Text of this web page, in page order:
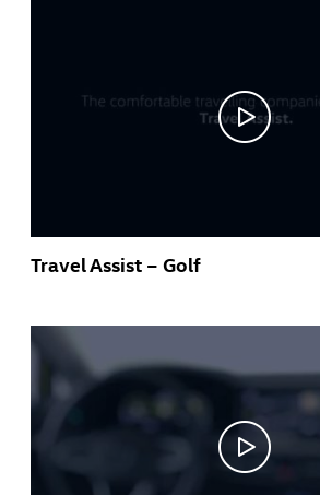
Travel Assist – Golf